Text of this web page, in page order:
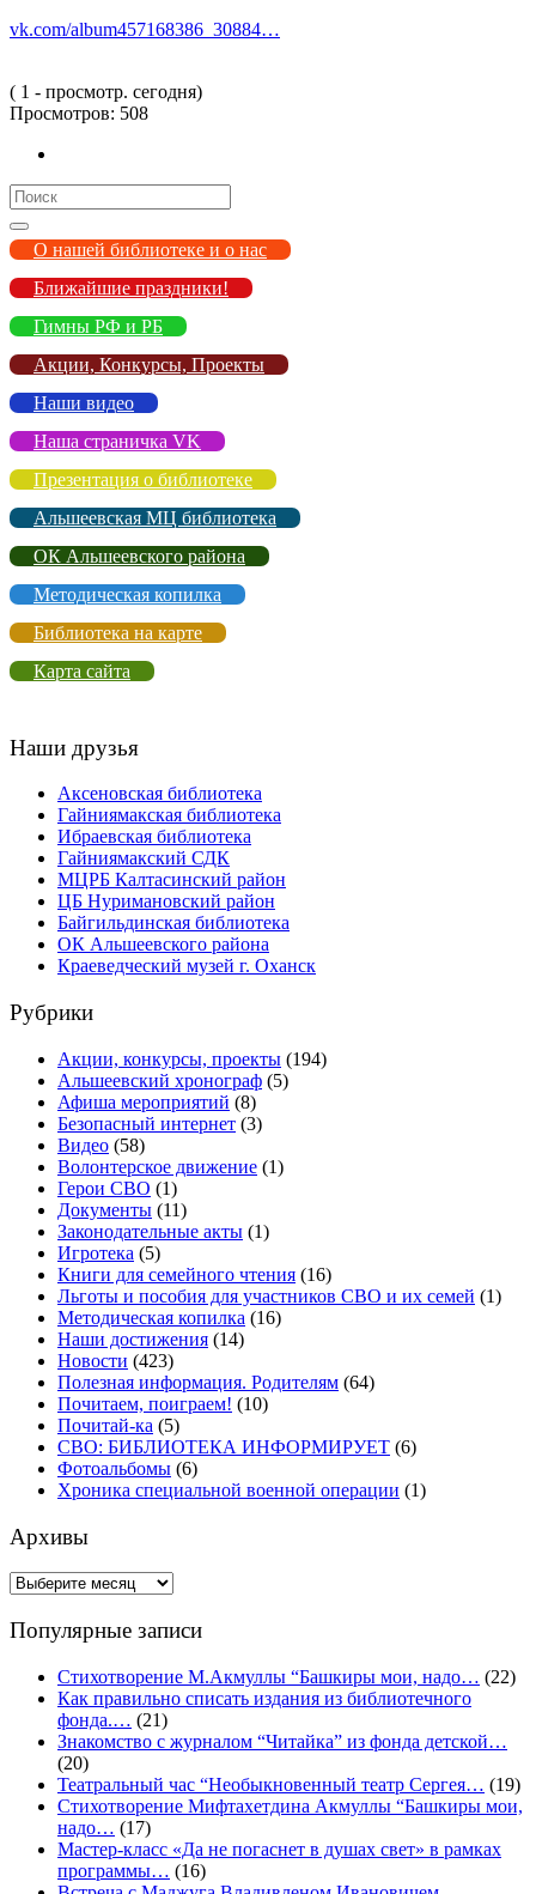
vk.com/album457168386_30884…
( 1 - просмотр. сегодня)
Просмотров: 508
Search
for:
О нашей библиотеке и о нас
Ближайшие праздники!
Гимны РФ и РБ
Акции, Конкурсы, Проекты
Наши видео
Наша страничка VK
Презентация о библиотеке
Альшеевская МЦ библиотека
ОК Альшеевского района
Методическая копилка
Библиотека на карте
Карта сайта
Наши друзья
Аксеновская библиотека
Гайниямакская библиотека
Ибраевская библиотека
Гайниямакский СДК
МЦРБ Калтасинский район
ЦБ Нуримановский район
Байгильдинская библиотека
ОК Альшеевского района
Краеведческий музей г. Оханск
Рубрики
Акции, конкурсы, проекты (194)
Альшеевский хронограф (5)
Афиша мероприятий (8)
Безопасный интернет (3)
Видео (58)
Волонтерское движение (1)
Герои СВО (1)
Документы (11)
Законодательные акты (1)
Игротека (5)
Книги для семейного чтения (16)
Льготы и пособия для участников СВО и их семей (1)
Методическая копилка (16)
Наши достижения (14)
Новости (423)
Полезная информация. Родителям (64)
Почитаем, поиграем! (10)
Почитай-ка (5)
СВО: БИБЛИОТЕКА ИНФОРМИРУЕТ (6)
Фотоальбомы (6)
Хроника специальной военной операции (1)
Архивы
Архивы
Популярные записи
Стихотворение М.Акмуллы “Башкиры мои, надо… (22)
Как правильно списать издания из библиотечного
фонда.… (21)
Знакомство с журналом “Читайка” из фонда детской…
(20)
Театральный час “Необыкновенный театр Сергея… (19)
Стихотворение Мифтахетдина Акмуллы “Башкиры мои,
надо… (17)
Мастер-класс «Да не погаснет в душах свет» в рамках
программы… (16)